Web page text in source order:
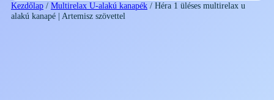
Kezdőlap / Multirelax U-alakú kanapék / Héra 1 üléses multirelax u
alakú kanapé | Artemisz szövettel